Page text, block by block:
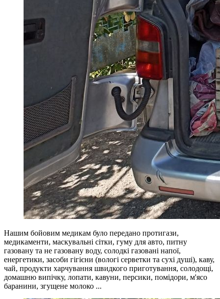
Нашим бойовим медикам було передано протигази,
медикаменти, маскувальні сітки, гуму для авто, питну
газовану та не газовану воду, солодкі газовані напої,
енергетики, засоби гігієни (вологі серветки та сухі душі), каву,
чай, продукти харчування швидкого приготування, солодощі,
домашню випічку, лопати, кавуни, персики, помідори, м'ясо
баранини, згущене молоко ...